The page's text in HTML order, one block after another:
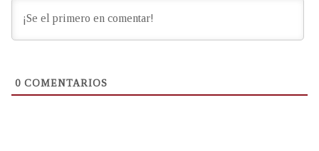
0 COMENTARIOS